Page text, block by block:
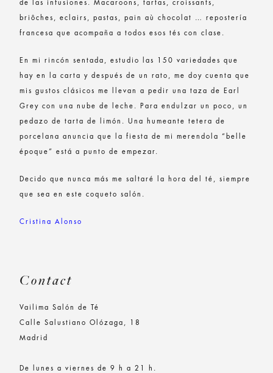
de las infusiones. Macaroons, tartas, croissants,
briôches, eclairs, pastas, pain aù chocolat … repostería
francesa que acompaña a todos esos tés con clase.
En mi rincón sentada, estudio las 150 variedades que
hay en la carta y después de un rato, me doy cuenta que
mis gustos clásicos me llevan a pedir una taza de Earl
Grey con una nube de leche. Para endulzar un poco, un
pedazo de tarta de limón. Una humeante tetera de
porcelana anuncia que la fiesta de mi merendola “belle
époque” está a punto de empezar.
Decido que nunca más me saltaré la hora del té, siempre
que sea en este coqueto salón.
Cristina Alonso
Contact
Vailima Salón de Té
Calle Salustiano Olózaga, 18
Madrid
De lunes a viernes de 9 h a 21 h.